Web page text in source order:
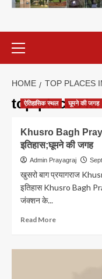
Menu
HOME TOP PLACES
top places in
ऐतिहासिक स्थल घूमने की जगह
Khusro Bagh
इतिहास;घूमने की जगह
Admin Prayagraj
खुसरो बाग प्रयागराज
इतिहास Khusro Bagh
जंक्शन के...
Read MoreRead
Khusro